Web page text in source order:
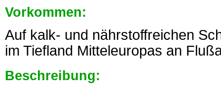
Vorkommen:
Auf kalk- und nährstoffreichen
im Tiefland Mitteleuropas an
Beschreibung: